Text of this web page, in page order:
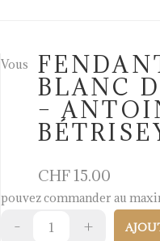
BLANC
–
CHF15.00
Vous
pouvez commander au